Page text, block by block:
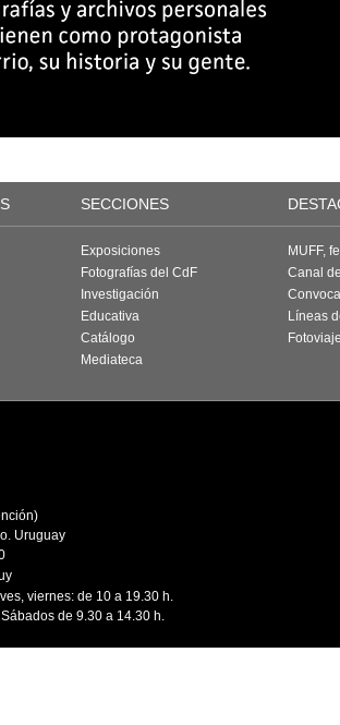
SECCIONES
Exposiciones
Fotografías del CdF
Investigación
Educativa
Catálogo
Mediateca
MUFF,
Canal
Líneas
Uruguay
viernes: de 10 a 19.30 h.
de 9.30 a 14.30 h.